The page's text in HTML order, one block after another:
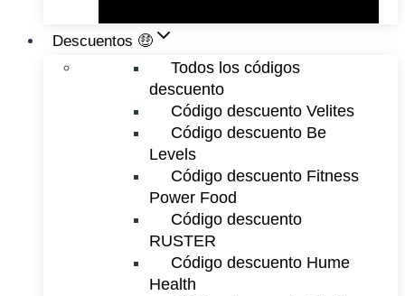
Descuentos 🤑
Todos los códigos
descuento
Código descuento Velites
Código descuento Be
Levels
Código descuento Fitness
Power Food
Código descuento
RUSTER
Código descuento Hume
Health